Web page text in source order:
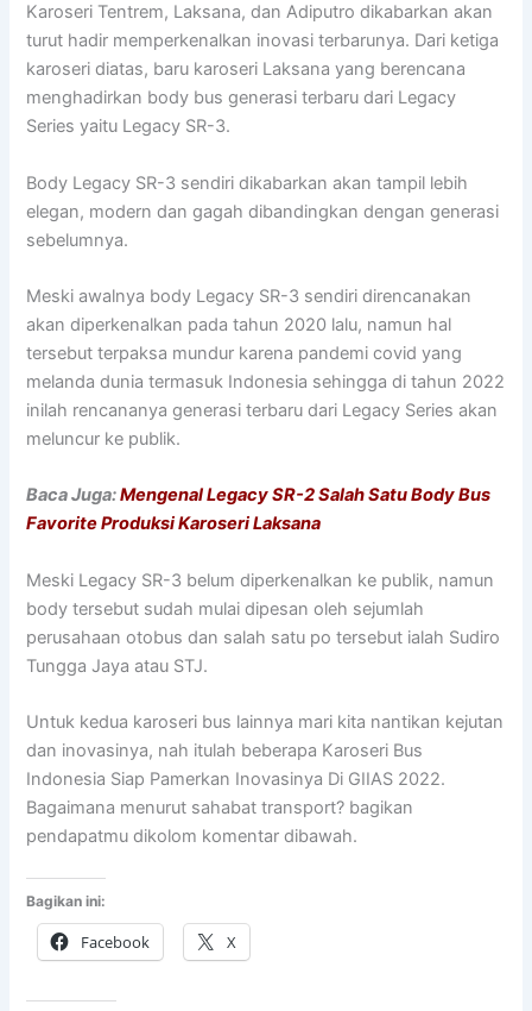
Karoseri Tentrem, Laksana, dan Adiputro dikabarkan akan
turut hadir memperkenalkan inovasi terbarunya. Dari ketiga
karoseri diatas, baru karoseri Laksana yang berencana
menghadirkan body bus generasi terbaru dari Legacy
Series yaitu Legacy SR-3.
Body Legacy SR-3 sendiri dikabarkan akan tampil lebih
elegan, modern dan gagah dibandingkan dengan generasi
sebelumnya.
Meski awalnya body Legacy SR-3 sendiri direncanakan
akan diperkenalkan pada tahun 2020 lalu, namun hal
tersebut terpaksa mundur karena pandemi covid yang
melanda dunia termasuk Indonesia sehingga di tahun 2022
inilah rencananya generasi terbaru dari Legacy Series akan
meluncur ke publik.
Baca Juga:Mengenal Legacy SR-2 Salah Satu Body Bus
Favorite Produksi Karoseri Laksana
Meski Legacy SR-3 belum diperkenalkan ke publik, namun
body tersebut sudah mulai dipesan oleh sejumlah
perusahaan otobus dan salah satu po tersebut ialah Sudiro
Tungga Jaya atau STJ.
Untuk kedua karoseri bus lainnya mari kita nantikan kejutan
dan inovasinya, nah itulah beberapa Karoseri Bus
Indonesia Siap Pamerkan Inovasinya Di GIIAS 2022.
Bagaimana menurut sahabat transport? bagikan
pendapatmu dikolom komentar dibawah.
Bagikan ini:
Facebook X